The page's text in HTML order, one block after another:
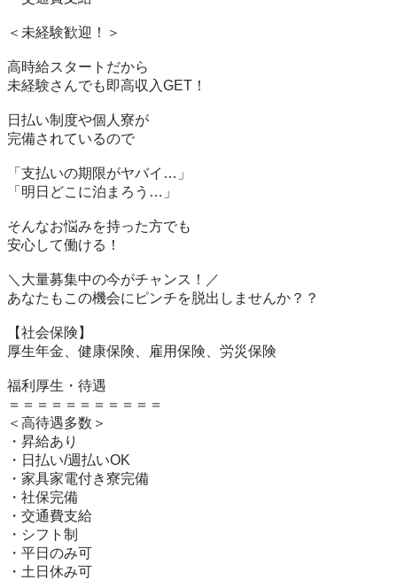
＜未経験歓迎！＞
高時給スタートだから
未経験さんでも即高収入GET！
日払い制度や個人寮が
完備されているので
「支払いの期限がヤバイ…」
「明日どこに泊まろう…」
そんなお悩みを持った方でも
安心して働ける！
＼大量募集中の今がチャンス！／
あなたもこの機会にピンチを脱出しませんか？？
【社会保険】
厚生年金、健康保険、雇用保険、労災保険
福利厚生・待遇
＝＝＝＝＝＝＝＝＝＝＝
＜高待遇多数＞
・昇給あり
・日払い/週払いOK
・家具家電付き寮完備
・社保完備
・交通費支給
・シフト制
・平日のみ可
・土日休み可